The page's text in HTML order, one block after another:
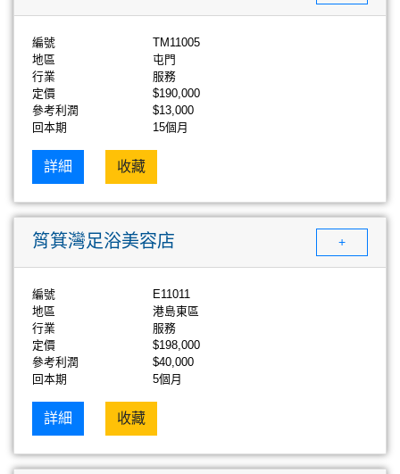
編號
TM11005
地區
屯門
行業
服務
定價
$190,000
參考利潤
$13,000
回本期
15個月
詳細 收藏
筲箕灣足浴美容店 +
編號
E11011
地區
港島東區
行業
服務
定價
$198,000
參考利潤
$40,000
回本期
5個月
詳細 收藏